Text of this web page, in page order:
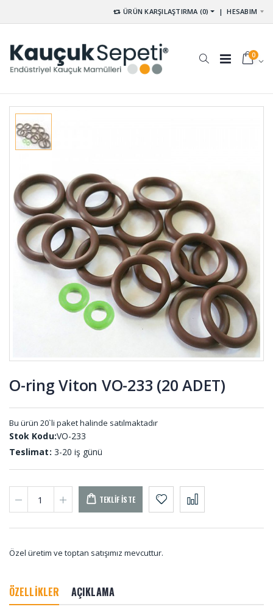
ÜRÜN KARŞILAŞTIRMA (0) |HESABIM
0
O-ring Viton VO-233 (20 ADET)
Bu ürün 20`li paket halinde satılmaktadır
Stok Kodu:VO-233
Teslimat: 3-20 iş günü
TEKLIF İSTE
Özel üretim ve toptan satışımız mevcuttur.
ÖZELLİKLER AÇIKLAMA
Kompansatör
Lastiği
KOM-001
Lastikleri
KL-001
Etek Lastiği
ETE-001
U -
Lastikleri
UL-001
Setler SET-